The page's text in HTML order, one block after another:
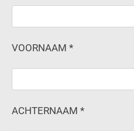
VOORNAAM *
ACHTERNAAM *